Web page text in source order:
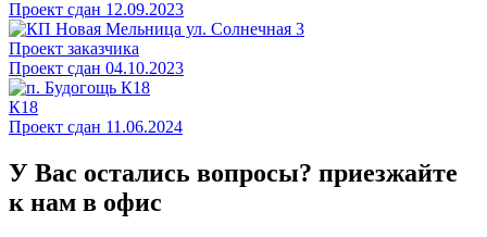
Проект сдан 12.09.2023
Проект заказчика
Проект сдан 04.10.2023
К18
Проект сдан 11.06.2024
У Вас остались вопросы? приезжайте
к нам в офис